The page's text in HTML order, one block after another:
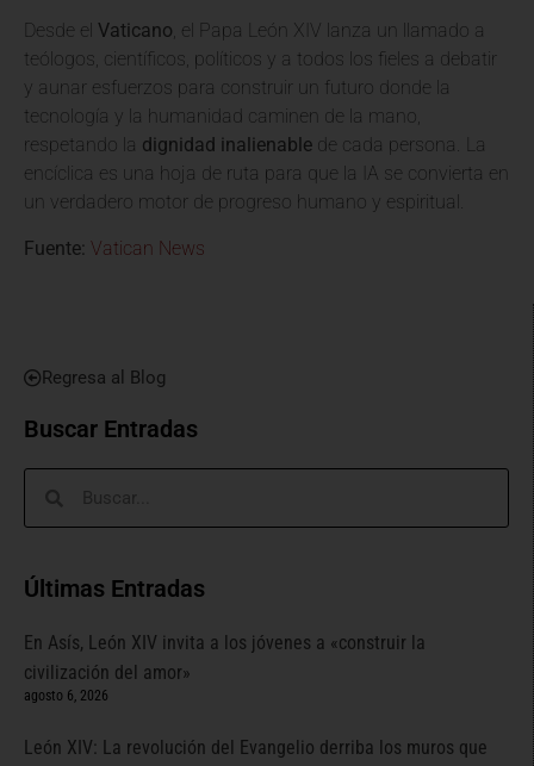
Regresa al Blog
Buscar Entradas
Últimas Entradas
En Asís, León XIV invita a los jóvenes a «construir la
civilización del amor»
agosto 6, 2026
León XIV: La revolución del Evangelio derriba los muros que
Desde el Vaticano, el Papa León XIV lanza un llamado a
teólogos, científicos, políticos y a todos los fieles a debatir
y aunar esfuerzos para construir un futuro donde la
tecnología y la humanidad caminen de la mano,
respetando la dignidad inalienable de cada persona. La
encíclica es una hoja de ruta para que la IA se convierta en
un verdadero motor de progreso humano y espiritual.
Fuente: Vatican News